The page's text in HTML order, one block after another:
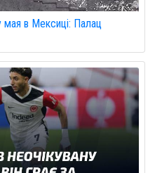
мая в Мексиці: Палац